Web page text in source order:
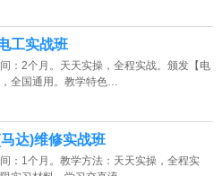
工实战班
：2个月。天天实操，全程实战。颁发【电
全国通用。教学特色…
达)维修实战班
：1个月。教学方法：天天实操，全程实